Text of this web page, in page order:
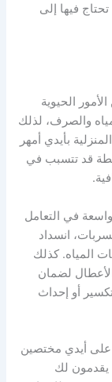
فيها إلى
الحيوية
والصرف، لذلك
بأيدي أمهر
قد تتسبب في
في التعامل
انسداد
المياه. كذلك
لضمان
أو إحداث
على أيدي مختصين
يقدمون لك